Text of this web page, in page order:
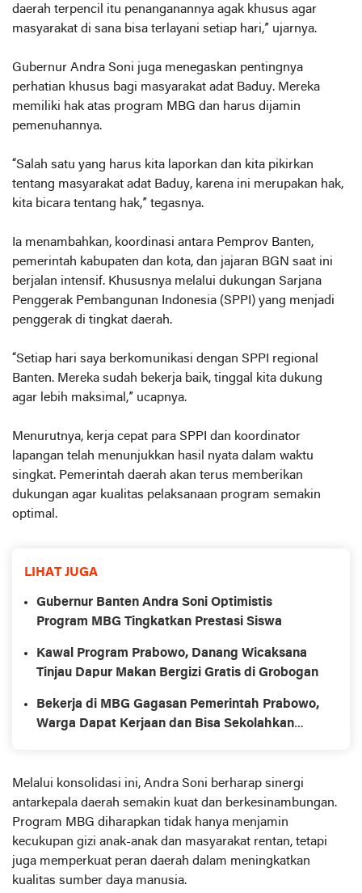
daerah terpencil itu penanganannya agak khusus agar
masyarakat di sana bisa terlayani setiap hari,” ujarnya.
Gubernur Andra Soni juga menegaskan pentingnya
perhatian khusus bagi masyarakat adat Baduy. Mereka
memiliki hak atas program MBG dan harus dijamin
pemenuhannya.
“Salah satu yang harus kita laporkan dan kita pikirkan
tentang masyarakat adat Baduy, karena ini merupakan hak,
kita bicara tentang hak,” tegasnya.
Ia menambahkan, koordinasi antara Pemprov Banten,
pemerintah kabupaten dan kota, dan jajaran BGN saat ini
berjalan intensif. Khususnya melalui dukungan Sarjana
Penggerak Pembangunan Indonesia (SPPI) yang menjadi
penggerak di tingkat daerah.
“Setiap hari saya berkomunikasi dengan SPPI regional
Banten. Mereka sudah bekerja baik, tinggal kita dukung
agar lebih maksimal,” ucapnya.
Menurutnya, kerja cepat para SPPI dan koordinator
lapangan telah menunjukkan hasil nyata dalam waktu
singkat. Pemerintah daerah akan terus memberikan
dukungan agar kualitas pelaksanaan program semakin
optimal.
LIHAT JUGA
Gubernur Banten Andra Soni Optimistis
Program MBG Tingkatkan Prestasi Siswa
Kawal Program Prabowo, Danang Wicaksana
Tinjau Dapur Makan Bergizi Gratis di Grobogan
Bekerja di MBG Gagasan Pemerintah Prabowo,
Warga Dapat Kerjaan dan Bisa Sekolahkan
Melalui konsolidasi ini, Andra Soni berharap sinergi
antarkepala daerah semakin kuat dan berkesinambungan.
Program MBG diharapkan tidak hanya menjamin
kecukupan gizi anak-anak dan masyarakat rentan, tetapi
juga memperkuat peran daerah dalam meningkatkan
kualitas sumber daya manusia.